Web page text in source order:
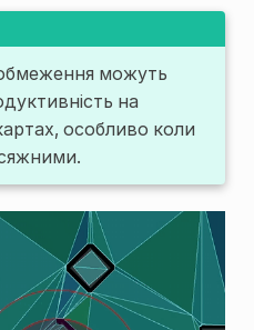
можуть
на
особливо коли